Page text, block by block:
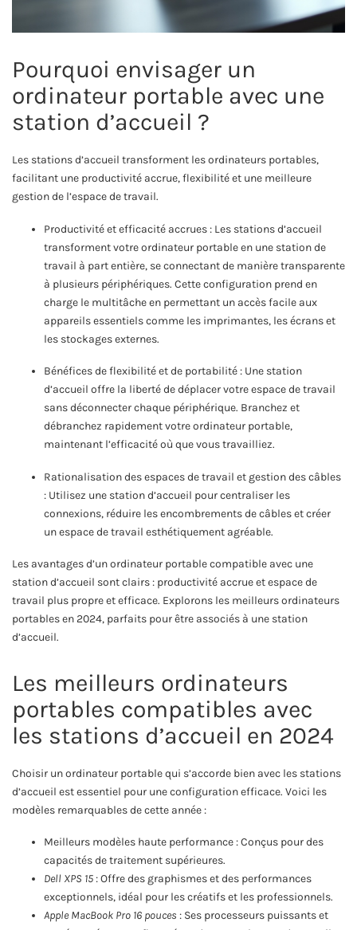
Pourquoi envisager un
ordinateur portable avec une
station d’accueil ?
Les stations d’accueil transforment les ordinateurs portables,
facilitant une productivité accrue, flexibilité et une meilleure
gestion de l’espace de travail.
Productivité et efficacité accrues : Les stations d’accueil
transforment votre ordinateur portable en une station de
travail à part entière, se connectant de manière transparente
à plusieurs périphériques. Cette configuration prend en
charge le multitâche en permettant un accès facile aux
appareils essentiels comme les imprimantes, les écrans et
les stockages externes.
Bénéfices de flexibilité et de portabilité : Une station
d’accueil offre la liberté de déplacer votre espace de travail
sans déconnecter chaque périphérique. Branchez et
débranchez rapidement votre ordinateur portable,
maintenant l’efficacité où que vous travailliez.
Rationalisation des espaces de travail et gestion des câbles
: Utilisez une station d’accueil pour centraliser les
connexions, réduire les encombrements de câbles et créer
un espace de travail esthétiquement agréable.
Les avantages d’un ordinateur portable compatible avec une
station d’accueil sont clairs : productivité accrue et espace de
travail plus propre et efficace. Explorons les meilleurs ordinateurs
portables en 2024, parfaits pour être associés à une station
d’accueil.
Les meilleurs ordinateurs
portables compatibles avec
les stations d’accueil en 2024
Choisir un ordinateur portable qui s’accorde bien avec les stations
d’accueil est essentiel pour une configuration efficace. Voici les
modèles remarquables de cette année :
Meilleurs modèles haute performance : Conçus pour des
capacités de traitement supérieures.
Dell XPS 15: Offre des graphismes et des performances
exceptionnels, idéal pour les créatifs et les professionnels.
Apple MacBook Pro 16 pouces : Ses processeurs puissants et